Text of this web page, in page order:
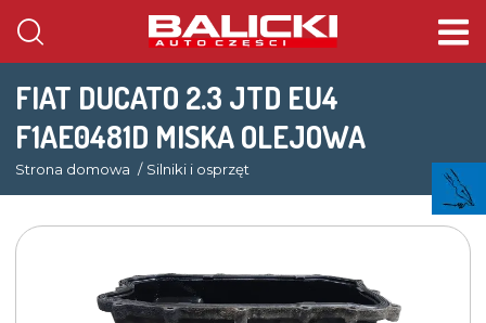
FIAT DUCATO 2.3 JTD EU4
F1AE0481D MISKA OLEJOWA
Strona domowa Silniki i osprzęt